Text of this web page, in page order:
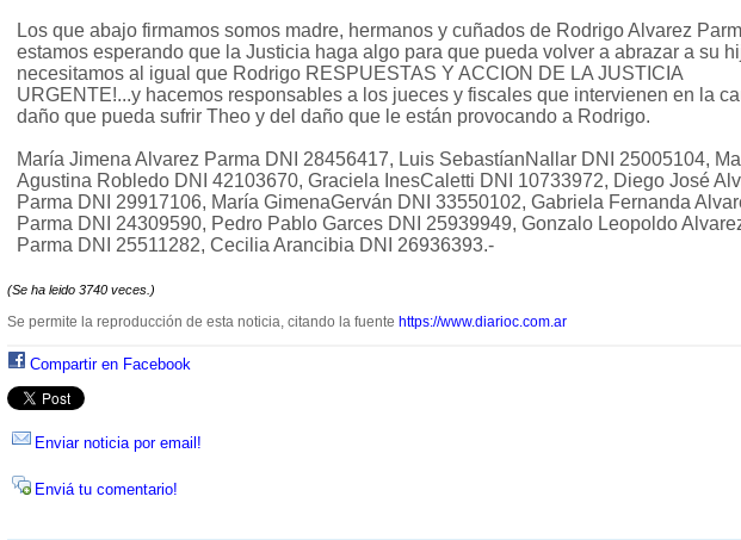
Los que abajo firmamos somos madre, hermanos y cuñados de Rodrigo Alvarez
estamos esperando que la Justicia haga algo para que pueda volver a abrazar a su
necesitamos al igual que Rodrigo RESPUESTAS Y ACCION DE LA JUSTICIA
URGENTE!...y hacemos responsables a los jueces y fiscales que intervienen en la
daño que pueda sufrir Theo y del daño que le están provocando a Rodrigo.
María Jimena Alvarez Parma DNI 28456417, Luis SebastíanNallar DNI 25005104,
Agustina Robledo DNI 42103670, Graciela InesCaletti DNI 10733972, Diego José
Parma DNI 29917106, María GimenaGerván DNI 33550102, Gabriela Fernanda
Parma DNI 24309590, Pedro Pablo Garces DNI 25939949, Gonzalo Leopoldo
Parma DNI 25511282, Cecilia Arancibia DNI 26936393.-
(Se ha leido 3740 veces.)
Se permite la reproducción de esta noticia, citando la fuente https://www.diarioc.com.ar
Compartir en Facebook
Enviar noticia por email!
Enviá tu comentario!